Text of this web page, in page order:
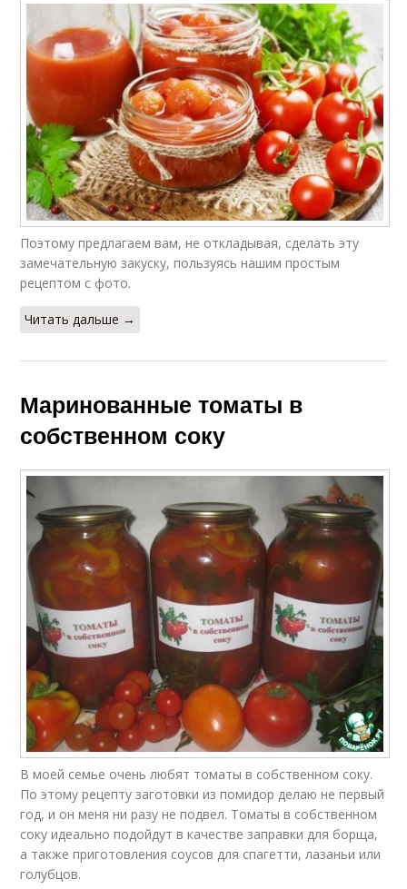
Поэтому предлагаем вам, не откладывая, сделать эту
замечательную закуску, пользуясь нашим простым
рецептом с фото.
Читать дальше →
Маринованные томаты в
собственном соку
В моей семье очень любят томаты в собственном соку.
По этому рецепту заготовки из помидор делаю не первый
год, и он меня ни разу не подвел. Томаты в собственном
соку идеально подойдут в качестве заправки для борща,
а также приготовления соусов для спагетти, лазаньи или
голубцов.